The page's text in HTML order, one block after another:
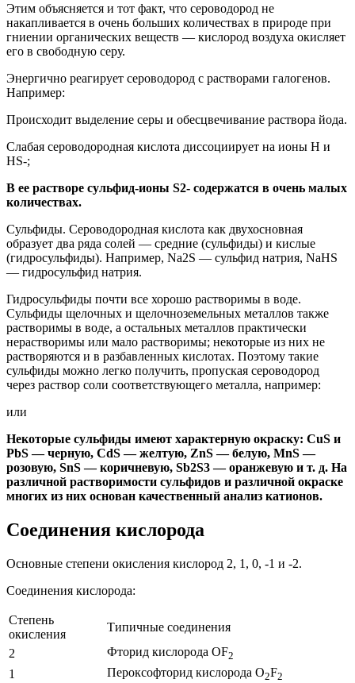
Этим объясняется и тот факт, что сероводород не
накапливается в очень больших количествах в природе при
гниении органических веществ — кислород воздуха окисляет
его в свободную серу.
Энергично реагирует сероводород с растворами галогенов.
Например:
Происходит выделение серы и обесцвечивание раствора йода.
Слабая сероводородная кислота диссоциирует на ионы Н и
HS-;
В ее растворе сульфид-ионы S2- содержатся в очень малых
количествах.
Сульфиды. Сероводородная кислота как двухосновная
образует два ряда солей — средние (сульфиды) и кислые
(гидросульфиды). Например, Na2S — сульфид натрия, NaHS
— гидросульфид натрия.
Гидросульфиды почти все хорошо растворимы в воде.
Сульфиды щелочных и щелочноземельных металлов также
растворимы в воде, а остальных металлов практически
нерастворимы или мало растворимы; некоторые из них не
растворяются и в разбавленных кислотах. Поэтому такие
сульфиды можно легко получить, пропуская сероводород
через раствор соли соответствующего металла, например:
или
Некоторые сульфиды имеют характерную окраску: CuS и
PbS — черную, CdS — желтую, ZnS — белую, MnS —
розовую, SnS — коричневую, Sb2S3 — оранжевую и т. д. На
различной растворимости сульфидов и различной окраске
многих из них основан качественный анализ катионов.
Соединения кислорода
Основные степени окисления кислород 2, 1, 0, -1 и -2.
Соединения кислорода:
Степень
окисления
Типичные соединения
2
Фторид кислорода OF2
1 Пероксофторид кислорода O2F2